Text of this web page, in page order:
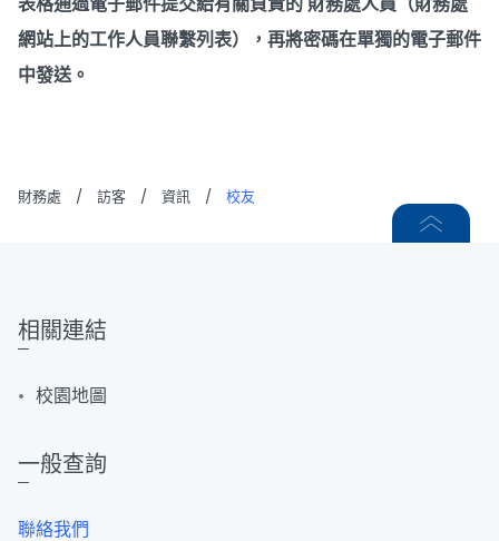
網站上的工作人員聯繫列表），再將密碼在單獨的電子郵件
中發送。
財務處 / 訪客 / 資訊 / 校友
相關連結
校園地圖
一般查詢
聯絡我們